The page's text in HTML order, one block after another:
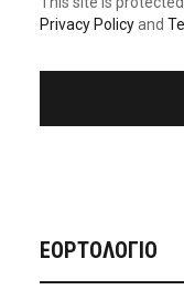
Privacy Policyand
ΕΟΡΤΟΛΟΓΙΟ